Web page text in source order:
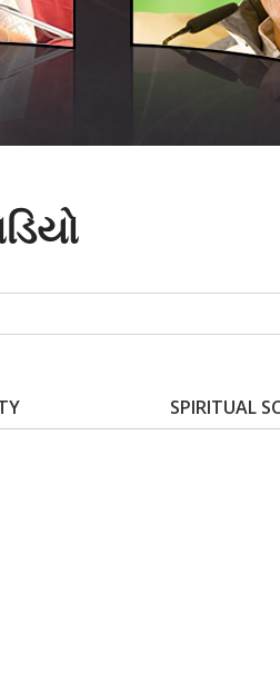
SPIRITUAL